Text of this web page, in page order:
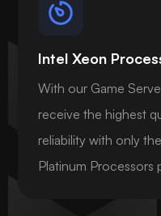
Intel Xeon
With our Game
receive the highest
reliability with only
Platinum Processors